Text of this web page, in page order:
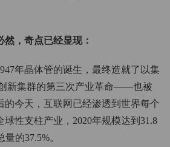
，奇点已经显现：
年晶体管的诞生，最终造就了以集
新集群的第三次产业革命——也被
的今天，互联网已经渗透到世界每个
性支柱产业，2020年规模达到31.8
的37.5%。